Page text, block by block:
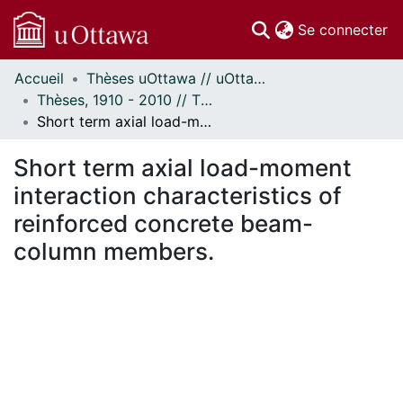
Se connecter
Communautés
et collections
Parcourir
À propos
Accueil
Thèses uOttawa // uOttawa Theses
Thèses, 1910 - 2010 // Theses, 1910 - 2010
Short term axial load-moment interaction characteristics of reinforced concrete beam-column members.
Short term axial load-moment
interaction characteristics of
reinforced concrete beam-
column members.